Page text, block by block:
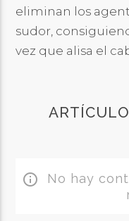
eliminan los
sudor,
vez que alisa el
info_outline No hay